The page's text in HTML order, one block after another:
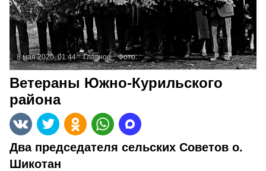
8 мая 2020, 01:44 Главное Фото:
Ветераны Южно-Курильского
района
Два председателя сельских Советов о.
Шикотан